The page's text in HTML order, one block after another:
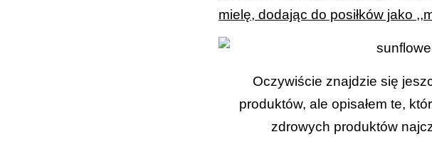
mielę, dodając do posiłków jako
Oczywiście znajdzie się
produktów, ale opisałem te,
zdrowych produktów